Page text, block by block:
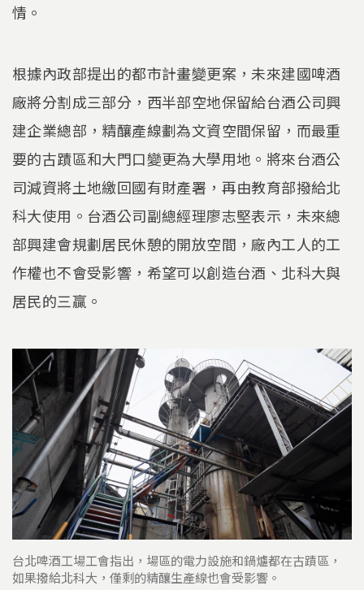
情。
根據內政部提出的都市計畫變更案，未來建國啤酒
廠將分割成三部分，西半部空地保留給台酒公司興
建企業總部，精釀產線劃為文資空間保留，而最重
要的古蹟區和大門口變更為大學用地。將來台酒公
司減資將土地繳回國有財產署，再由教育部撥給北
科大使用。台酒公司副總經理廖志堅表示，未來總
部興建會規劃居民休憩的開放空間，廠內工人的工
作權也不會受影響，希望可以創造台酒、北科大與
居民的三贏。
台北啤酒工場工會指出，場區的電力設施和鍋爐都在古蹟區，
如果撥給北科大，僅剩的精釀生產線也會受影響。